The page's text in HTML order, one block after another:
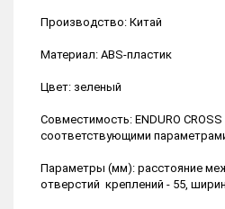
Производство: Китай
Материал: ABS-пластик
Цвет: зеленый
Совместимость: ENDURO CROSS
соответствующими
Параметры (мм): расстояние
отверстий креплений - 55,